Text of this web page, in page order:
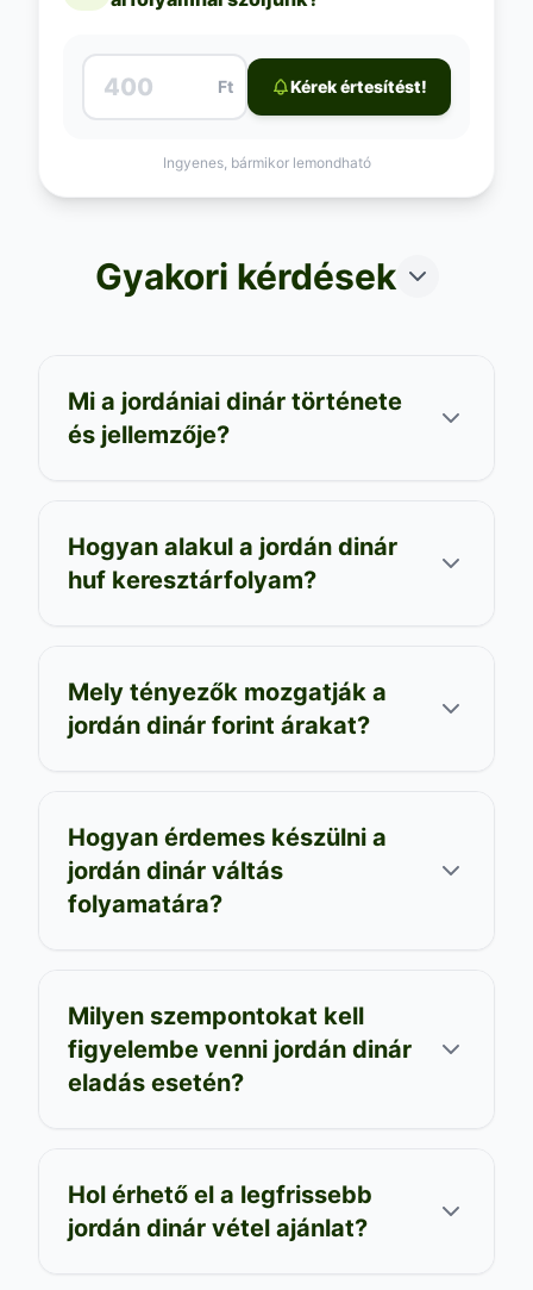
Ft Kérek értesítést!
Ingyenes, bármikor lemondható
Gyakori kérdések
Mi a jordániai dinár története
és jellemzője?
Hogyan alakul a jordán dinár
huf keresztárfolyam?
Mely tényezők mozgatják a
jordán dinár forint árakat?
Hogyan érdemes készülni a
jordán dinár váltás
folyamatára?
Milyen szempontokat kell
figyelembe venni jordán dinár
eladás esetén?
Hol érhető el a legfrissebb
jordán dinár vétel ajánlat?